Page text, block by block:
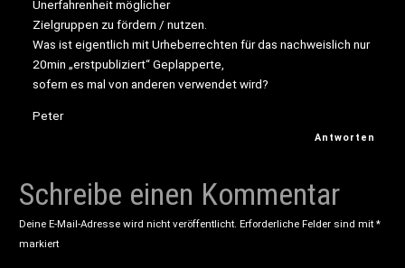
Unerfahrenheit möglicher
Zielgruppen zu fördern / nutzen.
Was ist eigentlich mit Urheberrechten für das nachweislich nur
20min „erstpubliziert“ Geplapperte,
sofern es mal von anderen verwendet wird?
Peter
Antworten
Schreibe einen Kommentar
Deine E-Mail-Adresse wird nicht veröffentlicht. Erforderliche Felder sind mit*
markiert